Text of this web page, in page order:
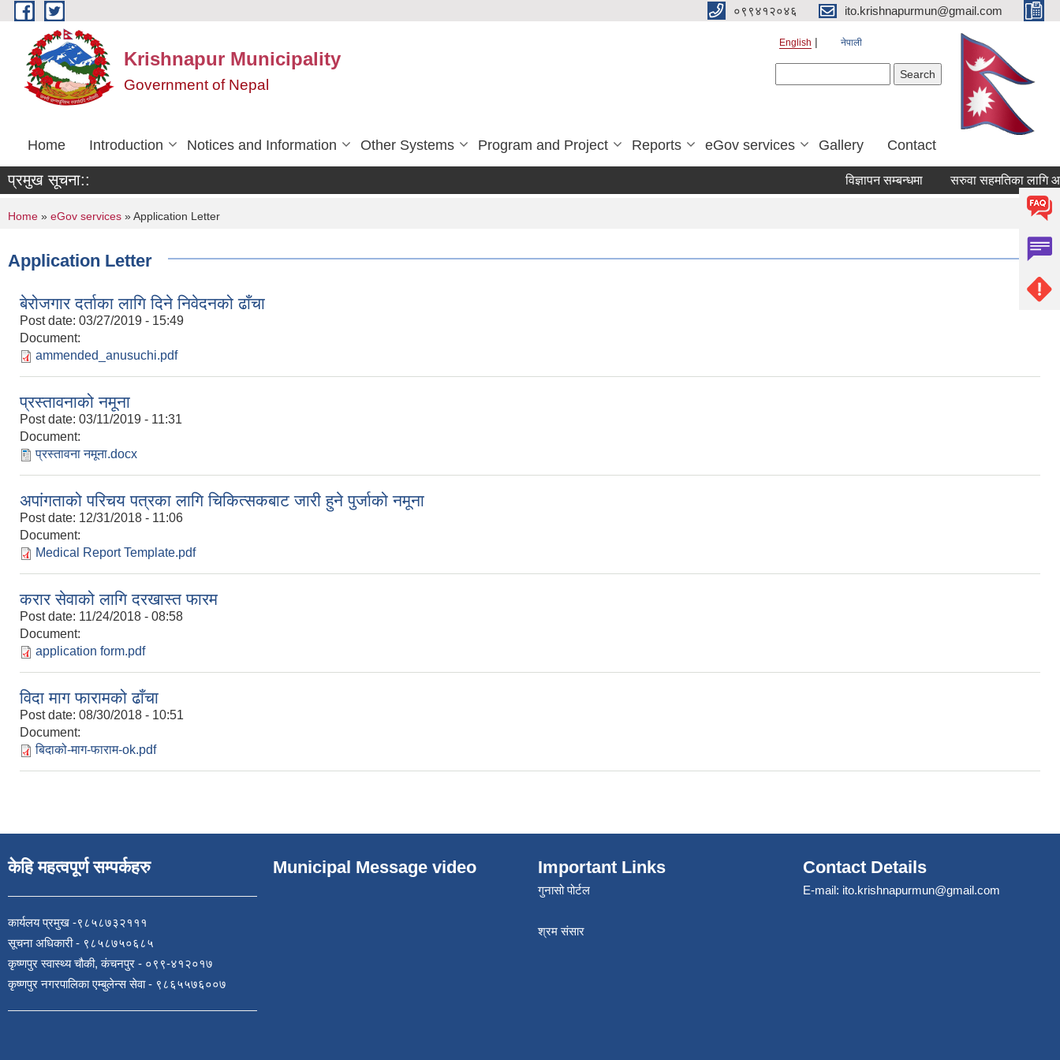
Skip to main content ०९९४१२०४६ ito.krishnapurmun@gmail.com
Krishnapur Municipality
Government of Nepal
English नेपाली
Home Introduction Notices and Information Other Systems Program and Project Reports eGov services Gallery Contact
प्रमुख सूचना:: विज्ञापन सम्बन्धमा सरुवा सहमतिका लागि
You are here
Home » eGov services » Application Letter
Application Letter
बेरोजगार दर्ताका लागि दिने निवेदनको ढाँचा
Post date: 03/27/2019 - 15:49
Document:
ammended_anusuchi.pdf
प्रस्तावनाको नमूना
Post date: 03/11/2019 - 11:31
Document:
प्रस्तावना नमूना.docx
अपांगताको परिचय पत्रका लागि चिकित्सकबाट जारी हुने पुर्जाको नमूना
Post date: 12/31/2018 - 11:06
Document:
Medical Report Template.pdf
करार सेवाको लागि दरखास्त फारम
Post date: 11/24/2018 - 08:58
Document:
application form.pdf
विदा माग फारामको ढाँचा
Post date: 08/30/2018 - 10:51
Document:
बिदाको-माग-फाराम-ok.pdf
केहि महत्वपूर्ण सम्पर्कहरु
कार्यलय प्रमुख -९८५८७३२१११
सूचना अधिकारी - ९८५८७५०६८५
कृष्णपुर स्वास्थ्य चौकी, कंचनपुर - ०९९-४१२०१७
कृष्णपुर नगरपालिका एम्बुलेन्स सेवा - ९८६५५७६००७
Municipal Message video Important Links
गुनासो पोर्टल
श्रम संसार
Contact Details
E-mail: ito.krishnapurmun@gmail.com